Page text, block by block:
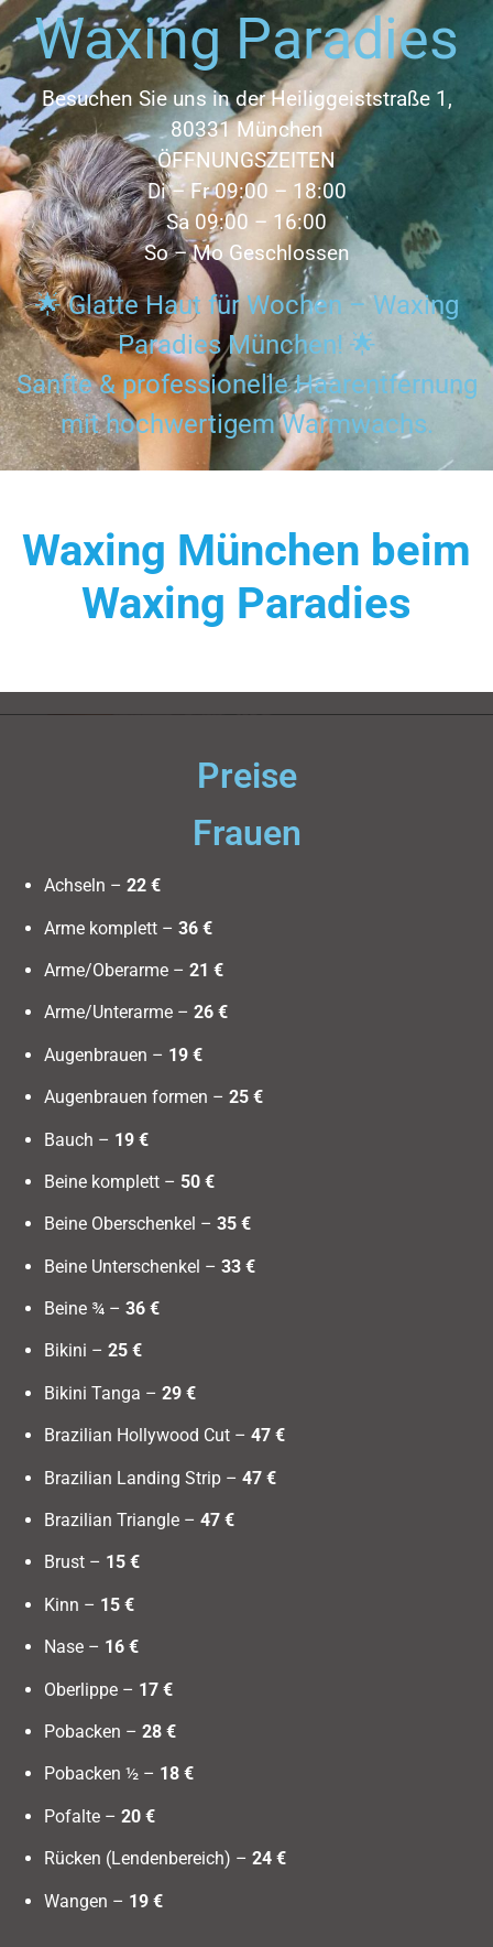
Waxing Paradies
Besuchen Sie uns in der Heiliggeiststraße 1,
80331 München
ÖFFNUNGSZEITEN
Di – Fr 09:00 – 18:00
Sa 09:00 – 16:00
So – Mo Geschlossen
🌟 Glatte Haut für Wochen – Waxing
Paradies München! 🌟
Sanfte & professionelle Haarentfernung
mit hochwertigem Warmwachs.
Waxing München beim
Waxing Paradies
Preise
Frauen
Achseln – 22 €
Arme komplett – 36 €
Arme/Oberarme – 21 €
Arme/Unterarme – 26 €
Augenbrauen – 19 €
Augenbrauen formen – 25 €
Bauch – 19 €
Beine komplett – 50 €
Beine Oberschenkel – 35 €
Beine Unterschenkel – 33 €
Beine ¾ – 36 €
Bikini – 25 €
Bikini Tanga – 29 €
Brazilian Hollywood Cut – 47 €
Brazilian Landing Strip – 47 €
Brazilian Triangle – 47 €
Brust – 15 €
Kinn – 15 €
Nase – 16 €
Oberlippe – 17 €
Pobacken – 28 €
Pobacken ½ – 18 €
Pofalte – 20 €
Rücken (Lendenbereich) – 24 €
Wangen – 19 €